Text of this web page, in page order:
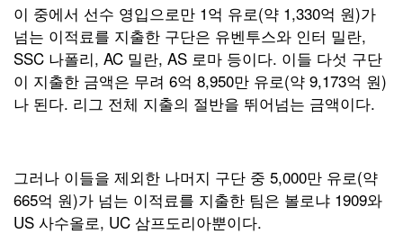
이 중에서 선수 영입으로만 1억 유로(약 1,330억 원)가
넘는 이적료를 지출한 구단은 유벤투스와 인터 밀란,
SSC 나폴리, AC 밀란, AS 로마 등이다. 이들 다섯 구단
이 지출한 금액은 무려 6억 8,950만 유로(약 9,173억 원)
나 된다. 리그 전체 지출의 절반을 뛰어넘는 금액이다.
그러나 이들을 제외한 나머지 구단 중 5,000만 유로(약
665억 원)가 넘는 이적료를 지출한 팀은 볼로냐 1909와
US 사수올로, UC 삼프도리아뿐이다.